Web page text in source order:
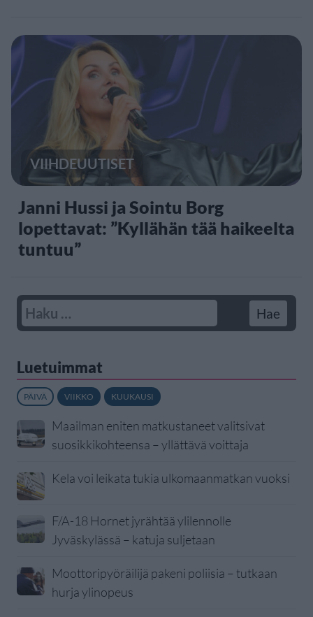
VIIHDEUUTISET
Janni Hussi ja Sointu Borg
lopettavat: ”Kyllähän tää haikeelta
tuntuu”
Luetuimmat
PÄIVÄ VIIKKO KUUKAUSI
Maailman eniten matkustaneet valitsivat
suosikkikohteensa – yllättävä voittaja
Kela voi leikata tukia ulkomaanmatkan vuoksi
F/A-18 Hornet jyrähtää ylilennolle
Jyväskylässä – katuja suljetaan
Moottoripyöräilijä pakeni poliisia – tutkaan
hurja ylinopeus